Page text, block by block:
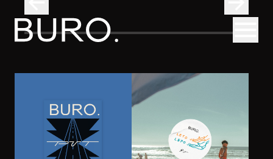
BURO.
NEOBIČNA PRIČA O BLIZNAKINJAMA
KOJE SU INSPIRISALE NOVI
HERCOGOV FILM